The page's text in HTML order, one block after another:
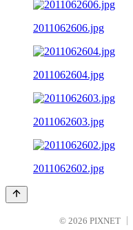
2011062606.jpg
2011062604.jpg
2011062603.jpg
2011062602.jpg
© 2026 PIXNET